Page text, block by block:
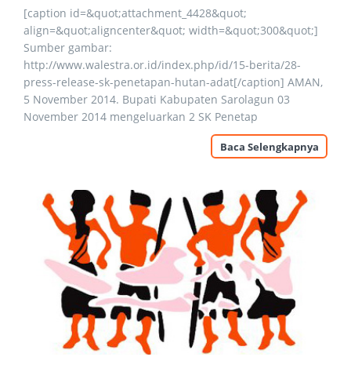
[caption id=&quot;attachment_4428&quot;
align=&quot;aligncenter&quot; width=&quot;300&quot;]
Sumber gambar:
http://www.walestra.or.id/index.php/id/15-berita/28-
press-release-sk-penetapan-hutan-adat[/caption] AMAN,
5 November 2014. Bupati Kabupaten Sarolagun 03
November 2014 mengeluarkan 2 SK Penetap
Baca Selengkapnya